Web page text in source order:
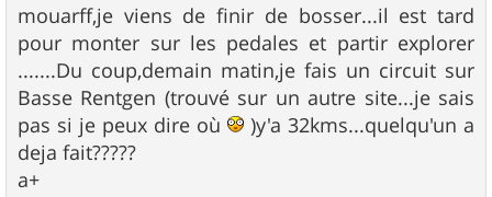
s
s
a
e
mouarff,je viens de finir de bosser...il est tard
pour monter sur les pedales et partir explorer
.......Du coup,demain matin,je fais un circuit sur
Basse Rentgen (trouvé sur un autre site...je sais
pas si je peux dire où
)y'a 32kms...quelqu'un a
deja fait?????
a+